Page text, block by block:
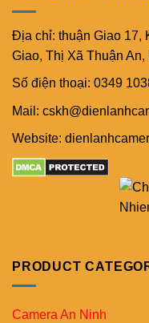
Địa chỉ: thuận Giao 17,
Giao, Thị Xã Thuận
Số điện thoại: 0349
Mail:
Website:
PRODUCT
Camera An Ninh